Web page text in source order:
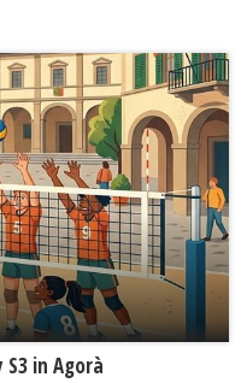
in Agorà